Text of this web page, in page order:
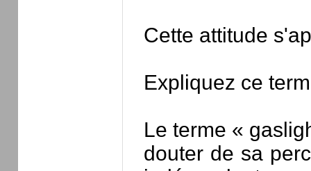
Cette attitude
Expliquez ce
Le terme «
douter de sa